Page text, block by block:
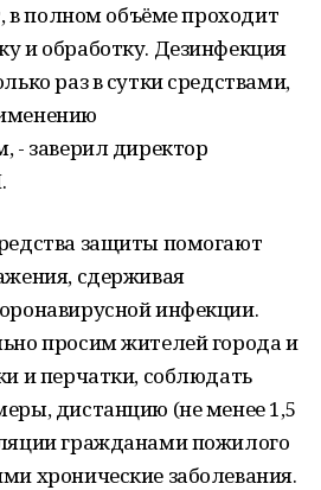
в полном объёме проходит
и обработку. Дезинфекция
раз в сутки средствами,
- заверил директор
защиты помогают
сдерживая
инфекции.
просим жителей города и
и перчатки, соблюдать
дистанцию (не менее 1,5
гражданами пожилого
хронические заболевания.